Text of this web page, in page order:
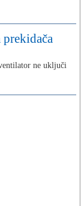
prekidača
ne uključi